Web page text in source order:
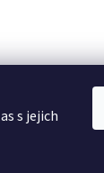
s jejich